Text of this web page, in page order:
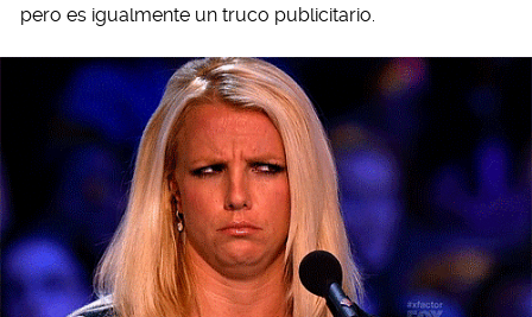
pero es igualmente un truco publicitario.